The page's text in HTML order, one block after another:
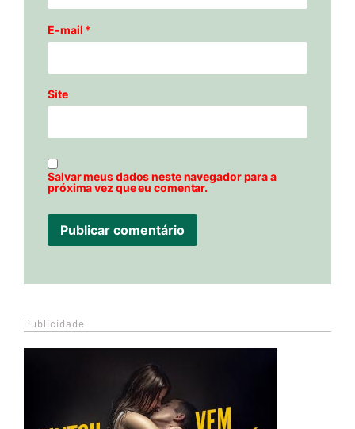
E-mail *
Site
Salvar meus dados neste navegador para a
próxima vez que eu comentar.
Publicidade